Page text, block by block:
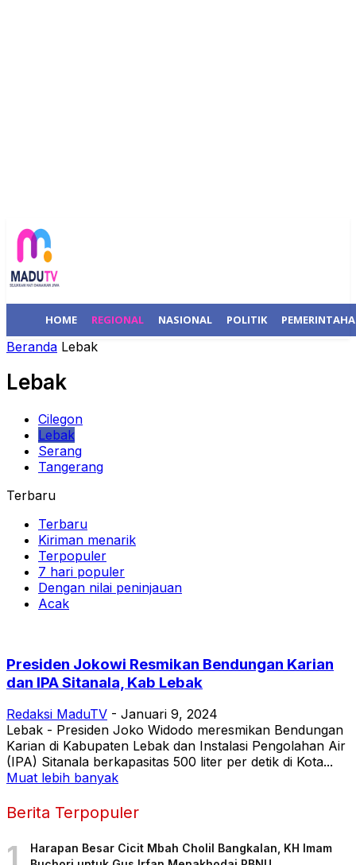
HOME REGIONAL NASIONAL POLITIK
Beranda Lebak
Lebak
Cilegon
Lebak
Serang
Tangerang
Terbaru
Terbaru
Kiriman menarik
Terpopuler
7 hari populer
Dengan nilai peninjauan
Acak
Presiden Jokowi Resmikan Bendungan Karian
dan IPA Sitanala, Kab Lebak
Redaksi MaduTV - Januari 9, 2024
Lebak - Presiden Joko Widodo meresmikan Bendungan
Karian di Kabupaten Lebak dan Instalasi Pengolahan Air
(IPA) Sitanala berkapasitas 500 liter per detik di Kota...
Muat lebih banyak
Berita Terpopuler
1
Harapan Besar Cicit Mbah Cholil Bangkalan, KH Imam